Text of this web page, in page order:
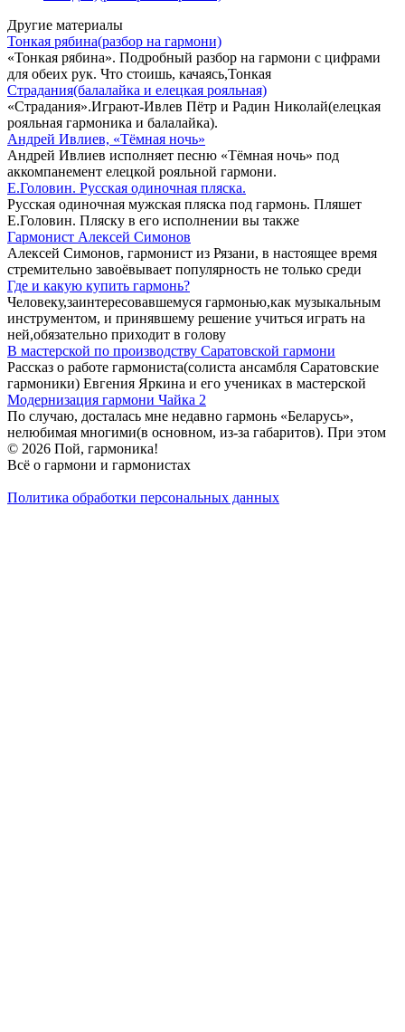
Другие материалы
Тонкая рябина(разбор на гармони)
«Тонкая рябина». Подробный разбор на гармони с цифрами
для обеих рук. Что стоишь, качаясь,Тонкая
Страдания(балалайка и елецкая рояльная)
«Страдания».Играют-Ивлев Пётр и Радин Николай(елецкая
рояльная гармоника и балалайка).
Андрей Ивлиев, «Тёмная ночь»
Андрей Ивлиев исполняет песню «Тёмная ночь» под
аккомпанемент елецкой рояльной гармони.
Е.Головин. Русская одиночная пляска.
Русская одиночная мужская пляска под гармонь. Пляшет
Е.Головин. Пляску в его исполнении вы также
Гармонист Алексей Симонов
Алексей Симонов, гармонист из Рязани, в настоящее время
стремительно завоёвывает популярность не только среди
Где и какую купить гармонь?
Человеку,заинтересовавшемуся гармонью,как музыкальным
инструментом, и принявшему решение учиться играть на
ней,обязательно приходит в голову
В мастерской по производству Саратовской гармони
Рассказ о работе гармониста(солиста ансамбля Саратовские
гармоники) Евгения Яркина и его учениках в мастерской
Модернизация гармони Чайка 2
По случаю, досталась мне недавно гармонь «Беларусь»,
нелюбимая многими(в основном, из-за габаритов). При этом
© 2026 Пой, гармоника!
Всё о гармони и гармонистах
Политика обработки персональных данных